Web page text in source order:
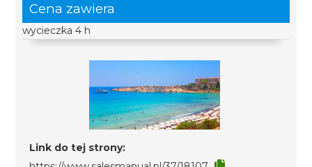
Cena zawiera
wycieczka 4 h
Link do tej strony: